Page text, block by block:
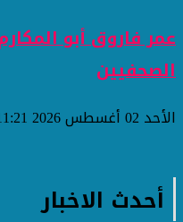
عمر فاروق أبو
الصحفيين
الأحد 02 أغسطس 2026 11:21 مساءً
أحدث الاخبار